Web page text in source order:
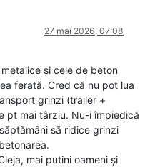
27 mai 2026, 07:08
și cele de beton
ferată. Cred că nu pot lua
grinzi (trailer +
pt mai târziu. Nu-i împiedică
să ridice grinzi
mai putini oameni și